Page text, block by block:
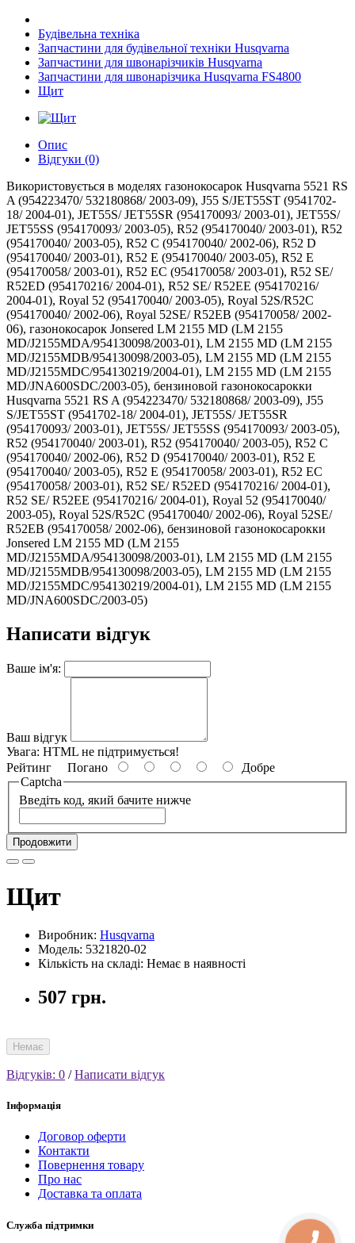
Будівельна техніка
Запчастини для будівельної техніки Husqvarna
Запчастини для швонарізчиків Husqvarna
Запчастини для швонарізчика Husqvarna FS4800
Щит
Опис
Відгуки (0)
Використовується в моделях газонокосарок Husqvarna 5521 RS
A (954223470/ 532180868/ 2003-09), J55 S/JET55ST (9541702-
18/ 2004-01), JET55S/ JET55SR (954170093/ 2003-01), JET55S/
JET55SS (954170093/ 2003-05), R52 (954170040/ 2003-01), R52
(954170040/ 2003-05), R52 C (954170040/ 2002-06), R52 D
(954170040/ 2003-01), R52 E (954170040/ 2003-05), R52 E
(954170058/ 2003-01), R52 EC (954170058/ 2003-01), R52 SE/
R52ED (954170216/ 2004-01), R52 SE/ R52EE (954170216/
2004-01), Royal 52 (954170040/ 2003-05), Royal 52S/R52C
(954170040/ 2002-06), Royal 52SE/ R52EB (954170058/ 2002-
06), газонокосарок Jonsered LM 2155 MD (LM 2155
MD/J2155MDA/954130098/2003-01), LM 2155 MD (LM 2155
MD/J2155MDB/954130098/2003-05), LM 2155 MD (LM 2155
MD/J2155MDC/954130219/2004-01), LM 2155 MD (LM 2155
MD/JNA600SDC/2003-05), бензиновой газонокосарокки
Husqvarna 5521 RS A (954223470/ 532180868/ 2003-09), J55
S/JET55ST (9541702-18/ 2004-01), JET55S/ JET55SR
(954170093/ 2003-01), JET55S/ JET55SS (954170093/ 2003-05),
R52 (954170040/ 2003-01), R52 (954170040/ 2003-05), R52 C
(954170040/ 2002-06), R52 D (954170040/ 2003-01), R52 E
(954170040/ 2003-05), R52 E (954170058/ 2003-01), R52 EC
(954170058/ 2003-01), R52 SE/ R52ED (954170216/ 2004-01),
R52 SE/ R52EE (954170216/ 2004-01), Royal 52 (954170040/
2003-05), Royal 52S/R52C (954170040/ 2002-06), Royal 52SE/
R52EB (954170058/ 2002-06), бензиновой газонокосарокки
Jonsered LM 2155 MD (LM 2155
MD/J2155MDA/954130098/2003-01), LM 2155 MD (LM 2155
MD/J2155MDB/954130098/2003-05), LM 2155 MD (LM 2155
MD/J2155MDC/954130219/2004-01), LM 2155 MD (LM 2155
MD/JNA600SDC/2003-05)
Написати відгук
Ваше ім'я:
Ваш відгук
Увага: HTML не підтримується!
Рейтинг Погано
Добре
Captcha
Введіть код, який бачите нижче
Продовжити
Щит
Виробник: Husqvarna
Модель: 5321820-02
Кількість на складі: Немає в наявності
507 грн.
Немає
Відгуків: 0 /Написати відгук
Інформація
Договор оферти
Контакти
Повернення товару
Про нас
Доставка та оплата
Служба підтримки